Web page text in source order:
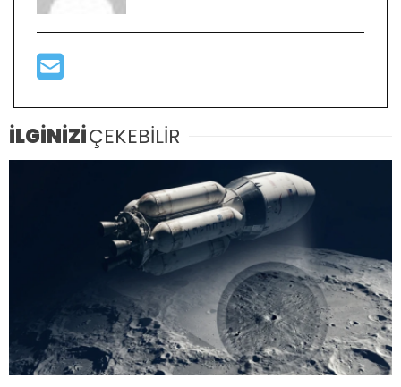
İLGİNİZİÇEKEBİLİR